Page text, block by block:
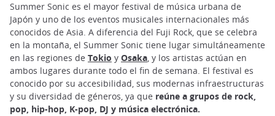
Summer Sonic es el mayor festival de música urbana de
Japón y uno de los eventos musicales internacionales más
conocidos de Asia. A diferencia del Fuji Rock, que se celebra
en la montaña, el Summer Sonic tiene lugar simultáneamente
en las regiones de Tokio y Osaka, y los artistas actúan en
ambos lugares durante todo el fin de semana. El festival es
conocido por su accesibilidad, sus modernas infraestructuras
y su diversidad de géneros, ya que reúne a grupos de rock,
pop, hip-hop, K-pop, DJ y música electrónica.